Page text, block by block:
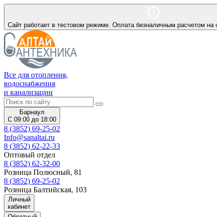
Сайт работает в тестовом режиме. Оплата безналичным расчетом на
Все для отопления,
водоснабжения
и канализации
Барнаул
С 09:00 до 18:00
8 (3852) 69-25-02
Info@sanaltai.ru
8 (3852) 62-22-33
Оптовый отдел
8 (3852) 62-32-00
Розница Полюсный, 81
8 (3852) 69-25-02
Розница Балтийская, 103
Личный
кабинет